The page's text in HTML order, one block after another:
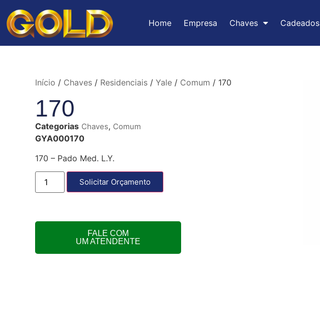
Home Empresa Chaves Cadeados
Início / Chaves/ Residenciais/ Yale/ Comum / 170
170
Categorias Chaves, Comum
GYA000170
170 – Pado Med. L.Y.
Solicitar Orçamento
FALE COM
UM ATENDENTE